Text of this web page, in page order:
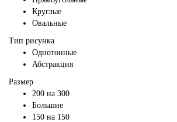
Круглые
Овальные
Тип рисунка
Однотонные
Абстракция
Размер
200 на 300
Большие
150 на 150